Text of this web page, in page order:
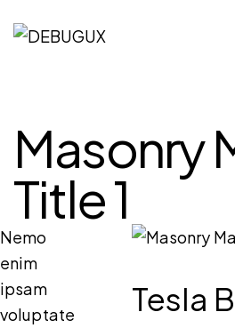
Masonry
Title 1
Nemo
enim
ipsam
voluptate
Tesla